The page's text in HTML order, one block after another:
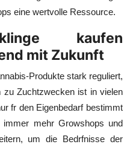
eine wertvolle Ressource.
kaufen
mit Zukunft
Produkte stark reguliert,
Zuchtzwecken ist in vielen
fr den Eigenbedarf bestimmt
mehr Growshops und
um die Bedrfnisse der